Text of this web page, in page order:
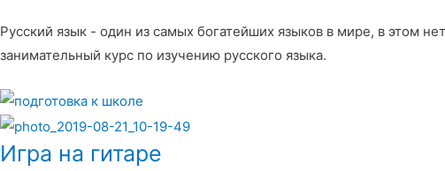
Русский язык - один из самых богатейших языков в мире, в этом
занимательный курс по изучению русского языка.
Игра на гитаре